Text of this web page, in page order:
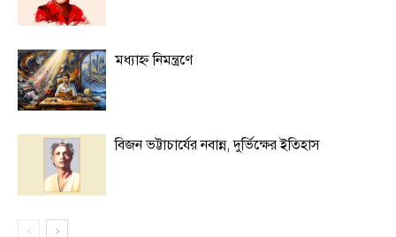
মধ্যাহ্ন নিমন্ত্রণে
বিজন ভট্টাচার্যের নবান্ন, দুর্ভিক্ষের ইতিহাস